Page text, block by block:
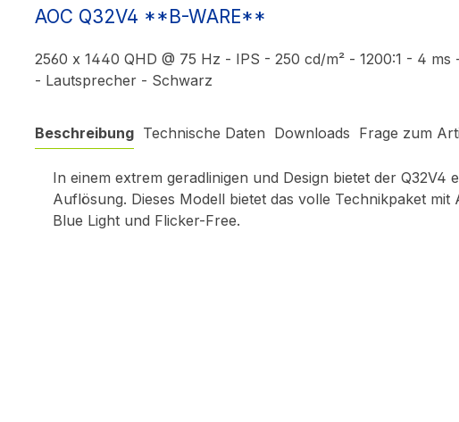
AOC Q32V4 **B-WARE**
2560 x 1440 QHD @ 75 Hz - IPS - 250 cd/m² - 1200:1 - 4
- Lautsprecher - Schwarz
Beschreibung Technische Daten Downloads Frage zum
In einem extrem geradlinigen und Design bietet der Q32V4
Auflösung. Dieses Modell bietet das volle Technikpaket
Blue Light und Flicker-Free.